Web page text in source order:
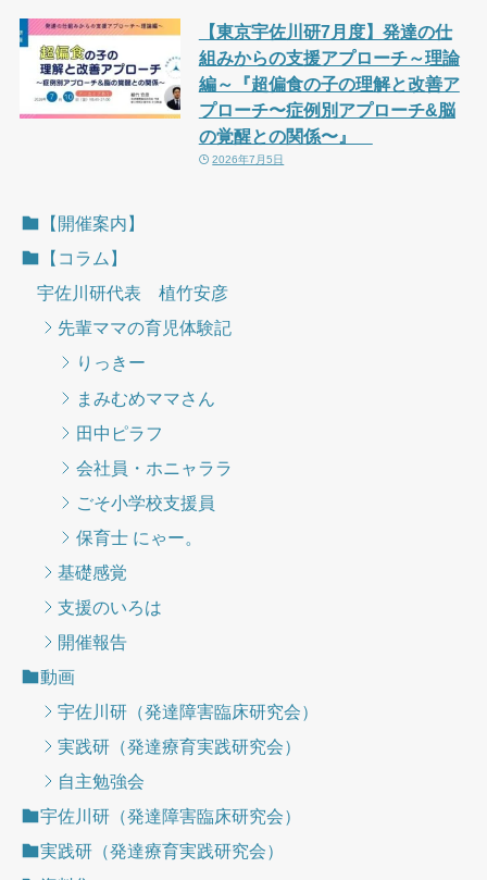
【東京宇佐川研7月度】発達の仕
組みからの支援アプローチ～理論
編～『超偏食の子の理解と改善ア
プローチ〜症例別アプローチ&脳
の覚醒との関係〜』
2026年7月5日
【開催案内】
【コラム】
宇佐川研代表 植竹安彦
先輩ママの育児体験記
りっきー
まみむめママさん
田中ピラフ
会社員・ホニャララ
ごそ小学校支援員
保育士 にゃー。
基礎感覚
支援のいろは
開催報告
動画
宇佐川研（発達障害臨床研究会）
実践研（発達療育実践研究会）
自主勉強会
宇佐川研（発達障害臨床研究会）
実践研（発達療育実践研究会）